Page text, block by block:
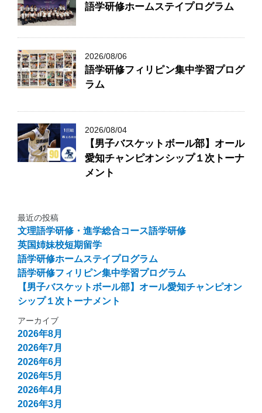
語学研修ホームステイプログラム
2026/08/06
語学研修フィリピン集中学習プログ
ラム
2026/08/04
【男子バスケットボール部】オール
愛知チャンピオンシップ１次トーナ
メント
最近の投稿
文理語学研修・進学総合コース語学研修
英国姉妹校短期留学
語学研修ホームステイプログラム
語学研修フィリピン集中学習プログラム
【男子バスケットボール部】オール愛知チャンピオン
シップ１次トーナメント
アーカイブ
2026年8月
2026年7月
2026年6月
2026年5月
2026年4月
2026年3月